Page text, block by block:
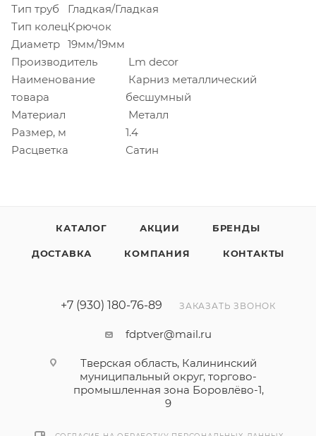
Тип труб
Гладкая/Гладкая
Тип колецКрючок
Диаметр 19мм/19мм
Производитель
Lm decor
Наименование
товара
Карниз металлический
бесшумный
Материал
Металл
Размер, м
1.4
Расцветка
Сатин
КАТАЛОГ АКЦИИ БРЕНДЫ
ДОСТАВКА КОМПАНИЯ КОНТАКТЫ
+7 (930) 180-76-89 ЗАКАЗАТЬ ЗВОНОК
fdptver@mail.ru
Тверская область, Калининский
муниципальный округ, торгово-
промышленная зона Боровлёво-1,
9